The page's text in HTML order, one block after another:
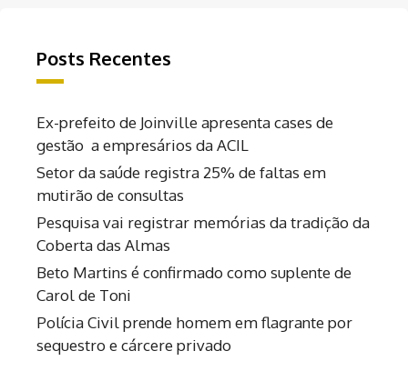
Posts Recentes
Ex-prefeito de Joinville apresenta cases de
gestão a empresários da ACIL
Setor da saúde registra 25% de faltas em
mutirão de consultas
Pesquisa vai registrar memórias da tradição da
Coberta das Almas
Beto Martins é confirmado como suplente de
Carol de Toni
Polícia Civil prende homem em flagrante por
sequestro e cárcere privado